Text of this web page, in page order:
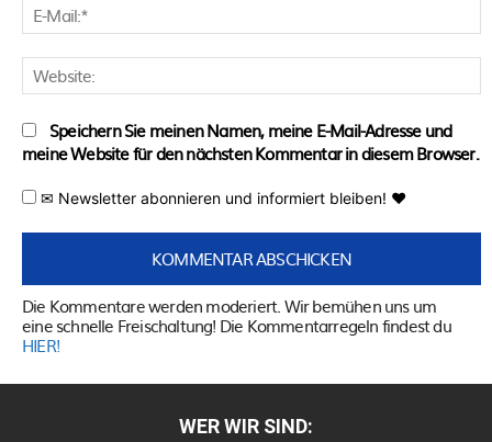
Speichern Sie meinen Namen, meine E-Mail-Adresse und
meine Website für den nächsten Kommentar in diesem Browser.
✉ Newsletter abonnieren und informiert bleiben! ♥
Die Kommentare werden moderiert. Wir bemühen uns um
eine schnelle Freischaltung! Die Kommentarregeln findest du
HIER!
WER WIR SIND: